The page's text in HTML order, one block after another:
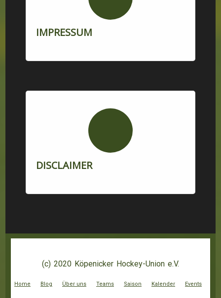
IMPRESSUM
DISCLAIMER
(c) 2020 Köpenicker Hockey-Union e.V.
Home Blog Über uns Teams Saison Kalender Events